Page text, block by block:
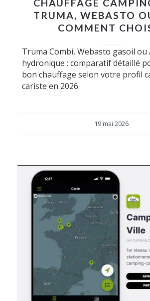
CHAUFFAGE
TRUMA, WEBASTO
COMMENT
Truma Combi, Webasto gasoil ou
hydronique : comparatif détaillé
bon chauffage selon votre profil
cariste en 2026.
19 mai 2026